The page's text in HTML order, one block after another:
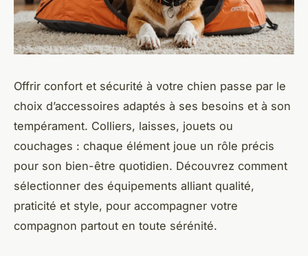
Offrir confort et sécurité à votre chien passe par le
choix d’accessoires adaptés à ses besoins et à son
tempérament. Colliers, laisses, jouets ou
couchages : chaque élément joue un rôle précis
pour son bien-être quotidien. Découvrez comment
sélectionner des équipements alliant qualité,
praticité et style, pour accompagner votre
compagnon partout en toute sérénité.